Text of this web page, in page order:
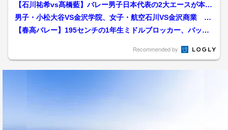
【石川祐希vs髙橋藍】バレー男子日本代表の2大エースが本音
トーク！お互いの「ここ...
男子・小松大谷VS金沢学院、女子・航空石川VS金沢商業 夢
の全国への切符は…春高...
【春高バレー】195センチの1年生ミドルブロッカー、バック
Recommended by